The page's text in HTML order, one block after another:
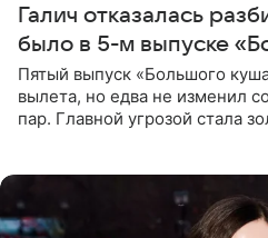
Галич отказалась
было в 5-м выпуске
Пятый выпуск «Большого
вылета, но едва не изменил
пар. Главной угрозой стала